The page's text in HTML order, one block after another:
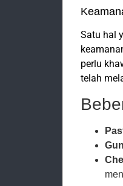
Satu hal
perlu
telah